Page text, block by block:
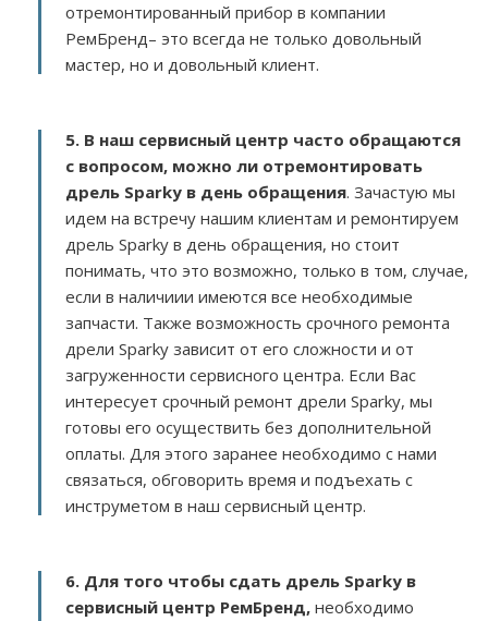
отремонтированный прибор в компании
РемБренд– это всегда не только довольный
мастер, но и довольный клиент.
5. В наш сервисный центр часто обращаются
с вопросом, можно ли отремонтировать
дрель Sparky в день обращения. Зачастую мы
идем на встречу нашим клиентам и ремонтируем
дрель Sparky в день обращения, но стоит
понимать, что это возможно, только в том, случае,
если в наличиии имеются все необходимые
запчасти. Также возможность срочного ремонта
дрели Sparky зависит от его сложности и от
загруженности сервисного центра. Если Вас
интересует срочный ремонт дрели Sparky, мы
готовы его осуществить без дополнительной
оплаты. Для этого заранее необходимо с нами
связаться, обговорить время и подъехать с
инструметом в наш сервисный центр.
6. Для того чтобы сдать дрель Sparky в
сервисный центр РемБренд, необходимо